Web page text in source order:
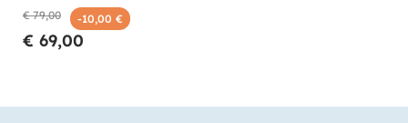
€ 79,00 -10,00 €
€ 69,00